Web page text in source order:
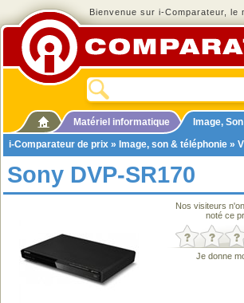
Bienvenue sur i-Comparateur,
Matériel informatique Image,
i-Comparateur de prix » Image, son & téléphonie »
Sony DVP-SR170
Nos visiteurs
noté ce
Je donne